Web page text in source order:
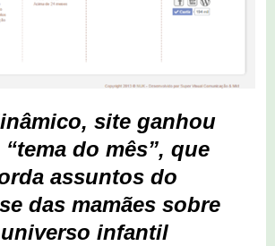
site ganhou
“tema do mês”, que
assuntos do
das mamães sobre
infantil